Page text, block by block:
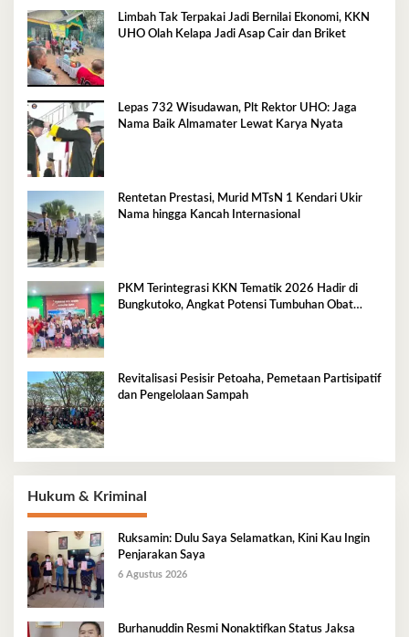
Limbah Tak Terpakai Jadi Bernilai Ekonomi, KKN
UHO Olah Kelapa Jadi Asap Cair dan Briket
Lepas 732 Wisudawan, Plt Rektor UHO: Jaga
Nama Baik Almamater Lewat Karya Nyata
Rentetan Prestasi, Murid MTsN 1 Kendari Ukir
Nama hingga Kancah Internasional
PKM Terintegrasi KKN Tematik 2026 Hadir di
Bungkutoko, Angkat Potensi Tumbuhan Obat
Revitalisasi Pesisir Petoaha, Pemetaan Partisipatif
dan Pengelolaan Sampah
Hukum & Kriminal
Ruksamin: Dulu Saya Selamatkan, Kini Kau Ingin
Penjarakan Saya
6 Agustus 2026
Burhanuddin Resmi Nonaktifkan Status Jaksa